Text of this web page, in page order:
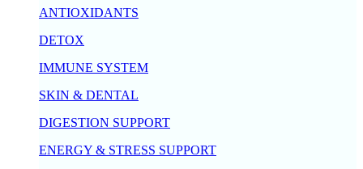
ANTIOXIDANTS
DETOX
IMMUNE SYSTEM
SKIN & DENTAL
DIGESTION SUPPORT
ENERGY & STRESS SUPPORT